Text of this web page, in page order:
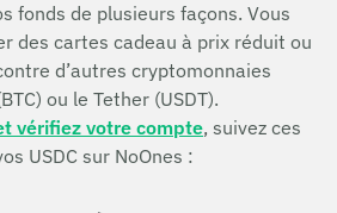
fonds de plusieurs façons. Vous
des cartes cadeau à prix réduit ou
d’autres cryptomonnaies
ou le Tether (USDT).
vérifiez votre compte, suivez ces
USDC sur NoOnes :